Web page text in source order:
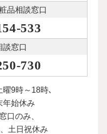
品相談窓口
533
談窓口
730
9時～18時､
年始休み
口のみ、
土日祝休み